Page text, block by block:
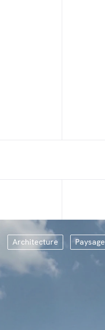
Architecture Paysage